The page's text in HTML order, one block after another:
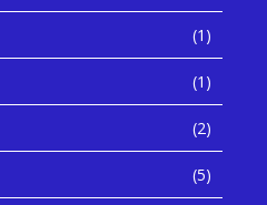
(1)
(1)
(2)
(5)